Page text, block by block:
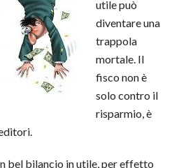
utile può
diventare una
trappola
mortale. Il
fisco non è
solo contro il
risparmio, è
bel bilancio in utile, per effetto